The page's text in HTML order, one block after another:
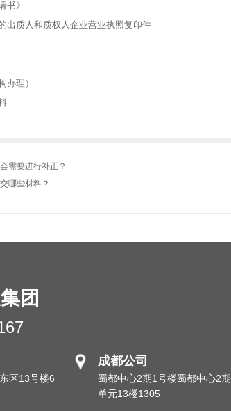
书》
出质人和质权人企业营业执照复印件
办理）
需要进行补正？
哪些材料？
团
区13号楼6
成都公司
蜀都中心2期1号楼蜀都中心2
单元13楼1305